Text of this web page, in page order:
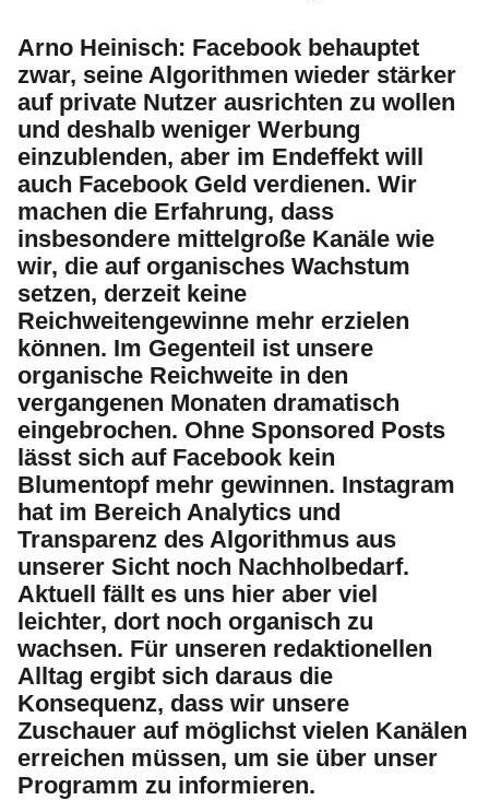
Arno Heinisch: Facebook behauptet
zwar, seine Algorithmen wieder stärker
auf private Nutzer ausrichten zu wollen
und deshalb weniger Werbung
einzublenden, aber im Endeffekt will
auch Facebook Geld verdienen. Wir
machen die Erfahrung, dass
insbesondere mittelgroße Kanäle wie
wir, die auf organisches Wachstum
setzen, derzeit keine
Reichweitengewinne mehr erzielen
können. Im Gegenteil ist unsere
organische Reichweite in den
vergangenen Monaten dramatisch
eingebrochen. Ohne Sponsored Posts
lässt sich auf Facebook kein
Blumentopf mehr gewinnen. Instagram
hat im Bereich Analytics und
Transparenz des Algorithmus aus
unserer Sicht noch Nachholbedarf.
Aktuell fällt es uns hier aber viel
leichter, dort noch organisch zu
wachsen. Für unseren redaktionellen
Alltag ergibt sich daraus die
Konsequenz, dass wir unsere
Zuschauer auf möglichst vielen Kanälen
erreichen müssen, um sie über unser
Programm zu informieren.